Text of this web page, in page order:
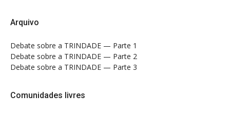
Arquivo
Debate sobre a TRINDADE — Parte 1
Debate sobre a TRINDADE — Parte 2
Debate sobre a TRINDADE — Parte 3
Comunidades livres